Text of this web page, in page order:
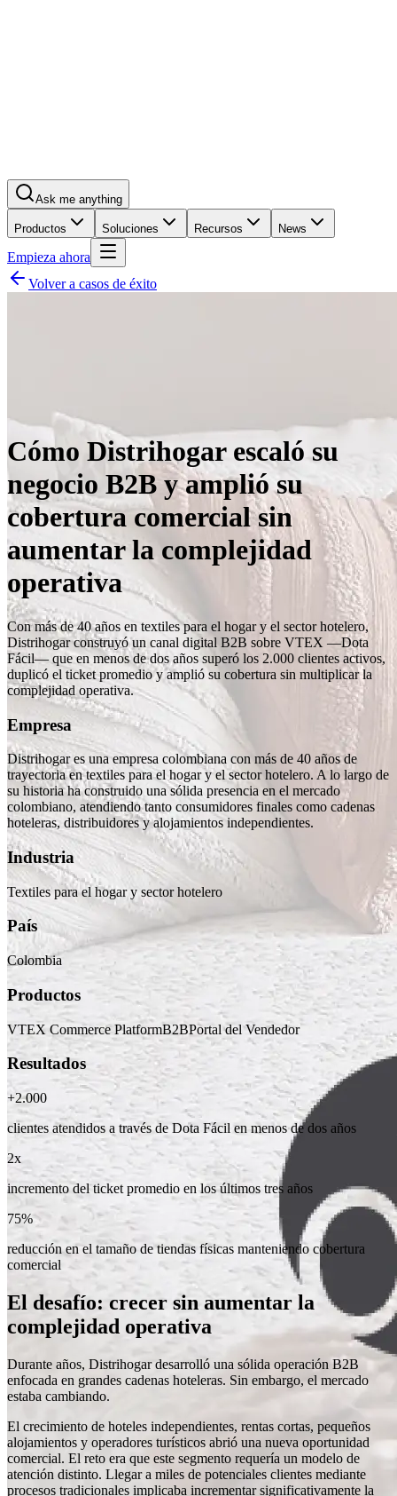
Ask me anything
Productos Soluciones Recursos News
Empieza ahora
Volver a casos de éxito
Cómo Distrihogar escaló su
negocio B2B y amplió su
cobertura comercial sin
aumentar la complejidad
operativa
Con más de 40 años en textiles para el hogar y el sector hotelero,
Distrihogar construyó un canal digital B2B sobre VTEX —Dota
Fácil— que en menos de dos años superó los 2.000 clientes activos,
duplicó el ticket promedio y amplió su cobertura sin multiplicar la
complejidad operativa.
Empresa
Distrihogar es una empresa colombiana con más de 40 años de
trayectoria en textiles para el hogar y el sector hotelero. A lo largo de
su historia ha construido una sólida presencia en el mercado
colombiano, atendiendo tanto consumidores finales como cadenas
hoteleras, distribuidores y alojamientos independientes.
Industria
Textiles para el hogar y sector hotelero
País
Colombia
Productos
VTEX Commerce PlatformB2BPortal del Vendedor
Resultados
+2.000
clientes atendidos a través de Dota Fácil en menos de dos años
2x
incremento del ticket promedio en los últimos tres años
75%
reducción en el tamaño de tiendas físicas manteniendo cobertura
comercial
El desafío: crecer sin aumentar la
complejidad operativa
Durante años, Distrihogar desarrolló una sólida operación B2B
enfocada en grandes cadenas hoteleras. Sin embargo, el mercado
estaba cambiando.
El crecimiento de hoteles independientes, rentas cortas, pequeños
alojamientos y operadores turísticos abrió una nueva oportunidad
comercial. El reto era que este segmento requería un modelo de
atención distinto. Llegar a miles de potenciales clientes mediante
procesos tradicionales implicaba incrementar significativamente la